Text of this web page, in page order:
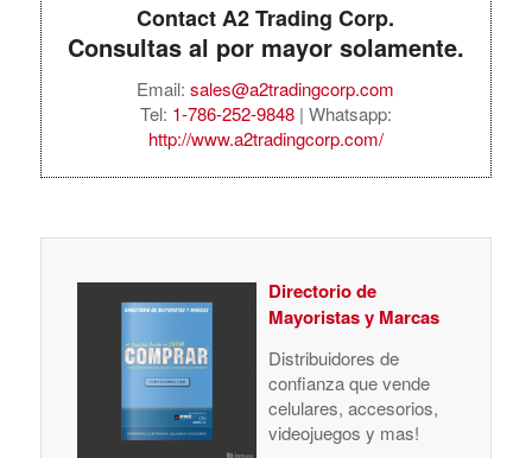
Contact A2 Trading Corp.
Consultas al por mayor solamente.
Email:sales@a2tradingcorp.com
Tel: 1-786-252-9848| Whatsapp:
http://www.a2tradingcorp.com/
Directorio de
Mayoristas y Marcas
Distribuidores de
confianza que vende
celulares, accesorios,
videojuegos y mas!